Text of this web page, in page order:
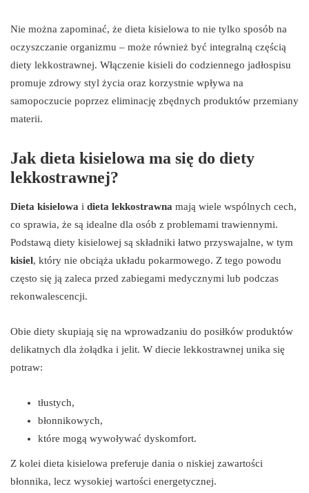
Nie można zapominać, że dieta kisielowa to nie tylko sposób na
oczyszczanie organizmu – może również być integralną częścią
diety lekkostrawnej. Włączenie kisieli do codziennego jadłospisu
promuje zdrowy styl życia oraz korzystnie wpływa na
samopoczucie poprzez eliminację zbędnych produktów przemiany
materii.
Jak dieta kisielowa ma się do diety
lekkostrawnej?
Dieta kisielowa i dieta lekkostrawna mają wiele wspólnych cech,
co sprawia, że są idealne dla osób z problemami trawiennymi.
Podstawą diety kisielowej są składniki łatwo przyswajalne, w tym
kisiel, który nie obciąża układu pokarmowego. Z tego powodu
często się ją zaleca przed zabiegami medycznymi lub podczas
rekonwalescencji.
Obie diety skupiają się na wprowadzaniu do posiłków produktów
delikatnych dla żołądka i jelit. W diecie lekkostrawnej unika się
potraw:
tłustych,
błonnikowych,
które mogą wywoływać dyskomfort.
Z kolei dieta kisielowa preferuje dania o niskiej zawartości
błonnika, lecz wysokiej wartości energetycznej.